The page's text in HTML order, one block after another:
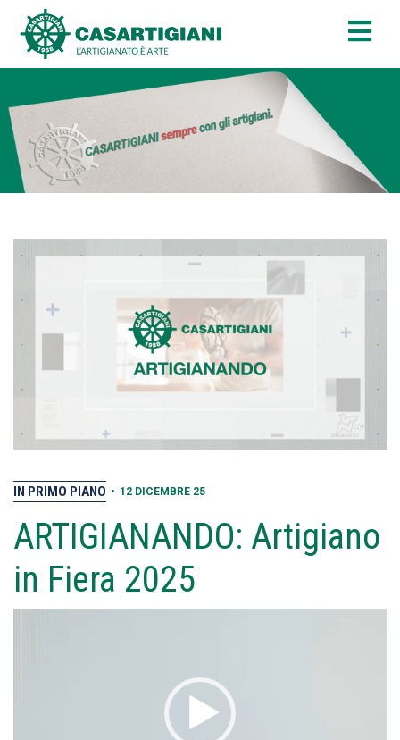
IN PRIMO PIANO • 12 DICEMBRE 25
ARTIGIANANDO: Artigiano
in Fiera 2025